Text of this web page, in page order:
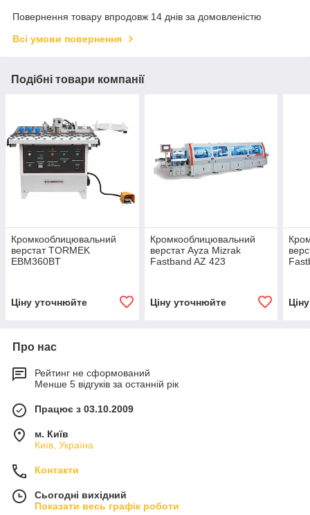
Повернення товару впродовж 14 днів за домовленістю
Всі умови повернення
Подібні товари компанії
Кромкооблицювальний
верстат TORMEK
EBM360BT
Ціну уточнюйте
Кромкооблицювальний
верстат Ayza Mizrak
Fastband AZ 423
Ціну уточнюйте
Про нас
Рейтинг не сформований
Менше 5 відгуків за останній рік
Працює з 03.10.2009
м. Київ
Київ, Україна
Контакти
Сьогодні вихідний
Показати весь графік роботи